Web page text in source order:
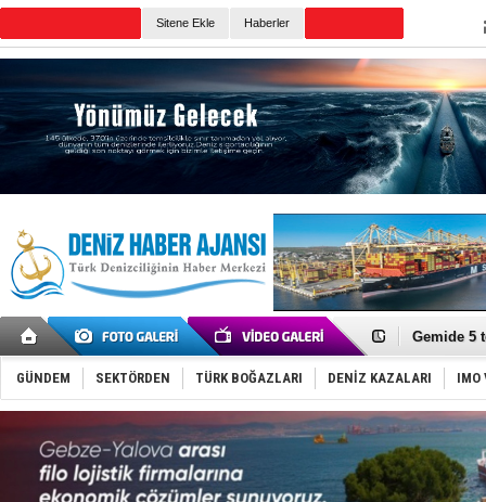
Sitene Ekle Haberler
Dron
Gemide 5
Yakıt
Rus
Tatil
Rusya,
Enejota
Denizcilik
GÜNDEM SEKTÖRDEN TÜRK BOĞAZLARI DENİZ KAZALARI IMO